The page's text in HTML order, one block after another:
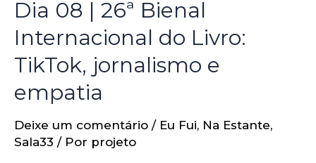
Dia 08 | 26ª Bienal
Internacional do Livro:
TikTok, jornalismo e
empatia
Deixe um comentário / Eu Fui, Na Estante,
Sala33 / Por projeto